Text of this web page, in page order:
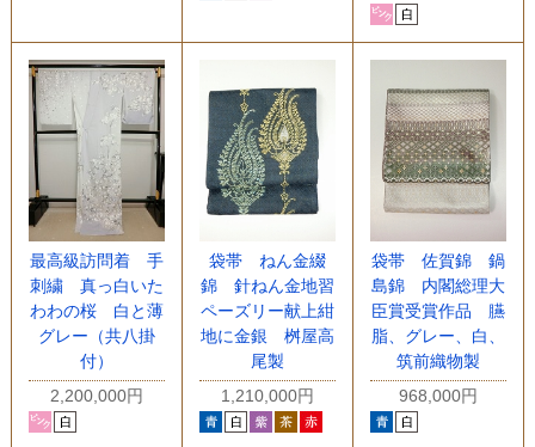
最高級訪問着 手
刺繍 真っ白いた
わわの桜 白と薄
グレー（共八掛
付）
2,200,000円
袋帯 ねん金綴
錦 針ねん金地習
ペーズリー献上紺
地に金銀 桝屋高
尾製
1,210,000円
袋帯 佐賀錦 鍋
島錦 内閣総理大
臣賞受賞作品 臙
脂、グレー、白、
筑前織物製
968,000円